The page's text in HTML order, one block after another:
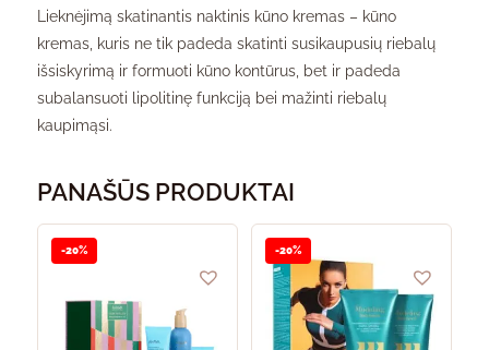
Lieknėjimą skatinantis naktinis kūno kremas – kūno
kremas, kuris ne tik padeda skatinti susikaupusių riebalų
išsiskyrimą ir formuoti kūno kontūrus, bet ir padeda
subalansuoti lipolitinę funkciją bei mažinti riebalų
kaupimąsi.
PANAŠŪS PRODUKTAI
-20% -20%